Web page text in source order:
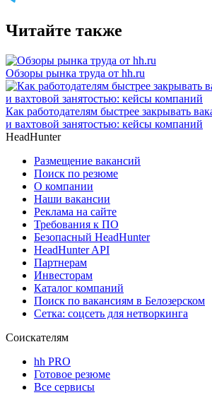
Читайте также
Обзоры рынка труда от hh.ru
Как работодателям быстрее закрывать
и вахтовой занятостью: кейсы компаний
HeadHunter
Размещение вакансий
Поиск по резюме
О компании
Наши вакансии
Реклама на сайте
Требования к ПО
Безопасный HeadHunter
HeadHunter API
Партнерам
Инвесторам
Каталог компаний
Поиск по вакансиям в Белозерском
Сетка: соцсеть для нетворкинга
Соискателям
hh PRO
Готовое резюме
Все сервисы